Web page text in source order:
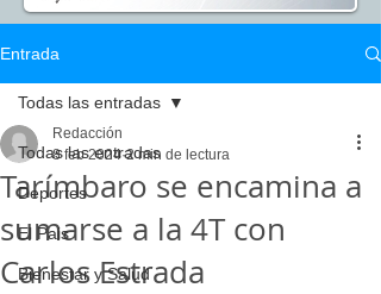
Entrada
Todas las entradas
Deportes
El Pais
Bienestar y Salud
Todas las entradas
Tarímbaro se encamina a
sumarse a la 4T con
Carlos Estrada
Redacción
8 feb 2024 2 min de lectura